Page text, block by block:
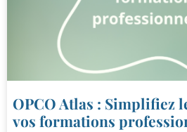
OPCO Atlas : Simplifiez
vos formations